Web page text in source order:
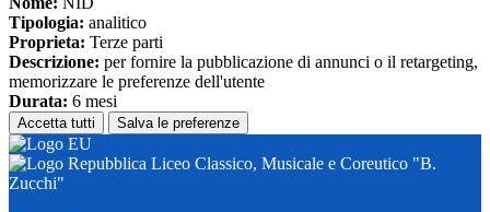
Tipologia: analitico
Proprieta: Terze parti
Descrizione: per fornire la pubblicazione di annunci o il retargeting,
memorizzare le preferenze dell'utente
Durata: 6 mesi
Accetta tutti Salva le preferenze
Liceo Classico, Musicale e Coreutico "B.
Zucchi"